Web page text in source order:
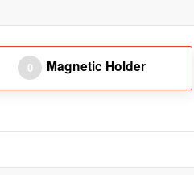
0 Magnetic Holder